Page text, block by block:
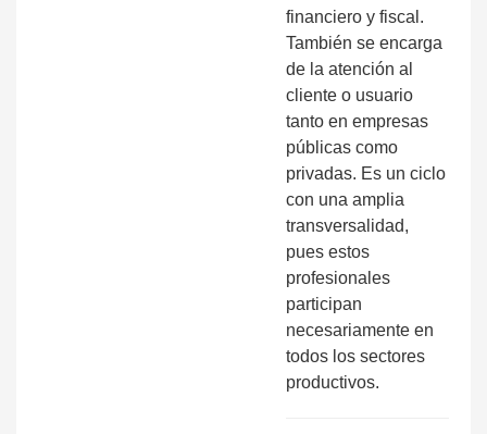
financiero y fiscal.
También se encarga
de la atención al
cliente o usuario
tanto en empresas
públicas como
privadas. Es un ciclo
con una amplia
transversalidad,
pues estos
profesionales
participan
necesariamente en
todos los sectores
productivos.